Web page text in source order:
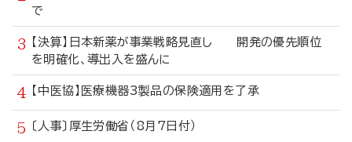
で
【決算】日本新薬が事業戦略見直し 開発の優先順位
を明確化、導出入を盛んに
【中医協】医療機器3製品の保険適用を了承
〔人事〕厚生労働省（8月7日付）